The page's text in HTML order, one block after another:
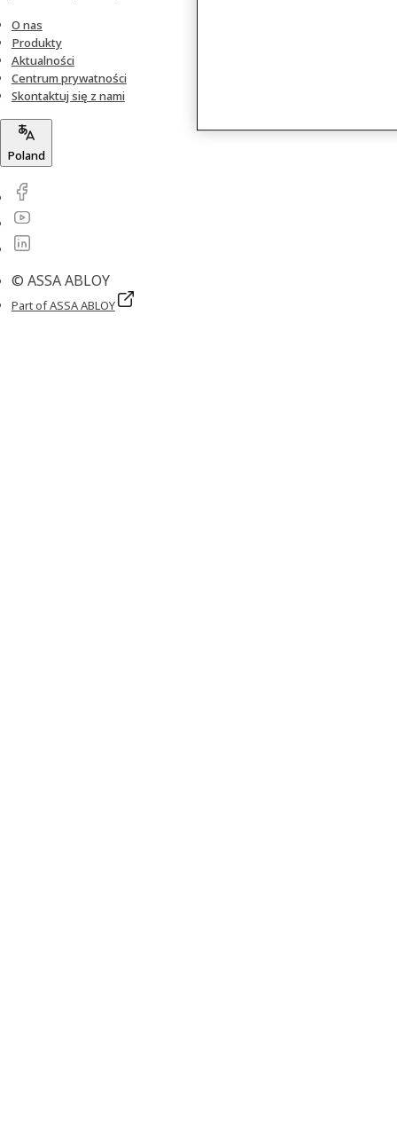
O nas
Produkty
Aktualności
Centrum prywatności
Skontaktuj się z nami
Poland
© ASSA ABLOY
Part of ASSA ABLOY